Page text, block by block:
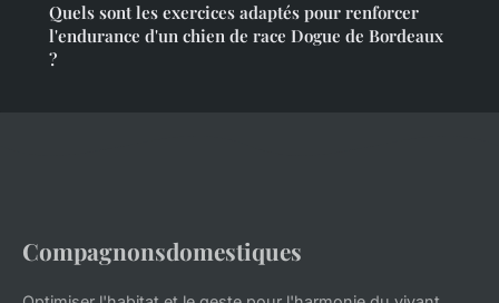
Quels sont les exercices adaptés pour renforcer
l'endurance d'un chien de race Dogue de Bordeaux
?
Compagnonsdomestiques